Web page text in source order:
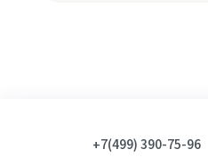
+7(499) 390-75-96